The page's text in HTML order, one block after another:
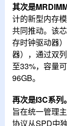
其次是MRDIMM
计的新型内存
共同推动。该
存时钟驱动器
器），通过双
至33%，容量
96GB。
再次是I3C系列。
旨在统一管理
协议从SPD中